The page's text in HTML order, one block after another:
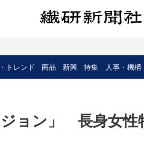
トレンド 商品 新興 特集 人事・機構
ョン」 長身女性